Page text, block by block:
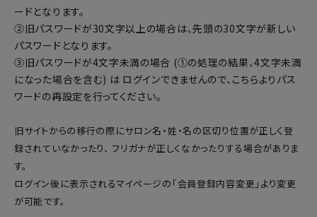
ードとなります。
②旧パスワードが30文字以上の場合は、先頭の30文字が新しい
パスワードとなります。
③旧パスワードが4文字未満の場合 (①の処理の結果、4文字未満
になった場合を含む) は ログインできませんので、 こちらよりパス
ワードの再設定を行ってください。
旧サイトからの移行の際にサロン名・姓・名の区切り位置が正しく登
録されていなかったり、 フリガナが正しくなかったりする場合がありま
す。
ログイン後に表示されるマイページの「会員登録内容変更」より変更
が可能です。